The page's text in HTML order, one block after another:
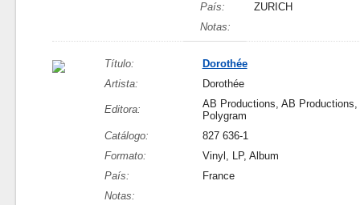
País:
ZURICH
Notas:
Título:
Dorothée
Artista:
Dorothée
Editora:
AB Productions, AB Productions,
Polygram
Catálogo:
827 636-1
Formato:
Vinyl, LP, Album
País:
France
Notas: